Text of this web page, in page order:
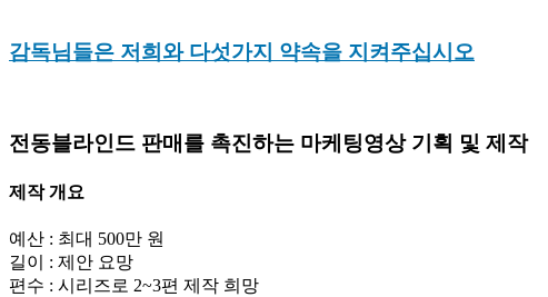
감독님들은 저희와 다섯가지 약속을 지켜주십시오
전동블라인드 판매를 촉진하는 마케팅영상 기획 및 제작
제작 개요
예산 : 최대 500만 원
길이 : 제안 요망
편수 : 시리즈로 2~3편 제작 희망